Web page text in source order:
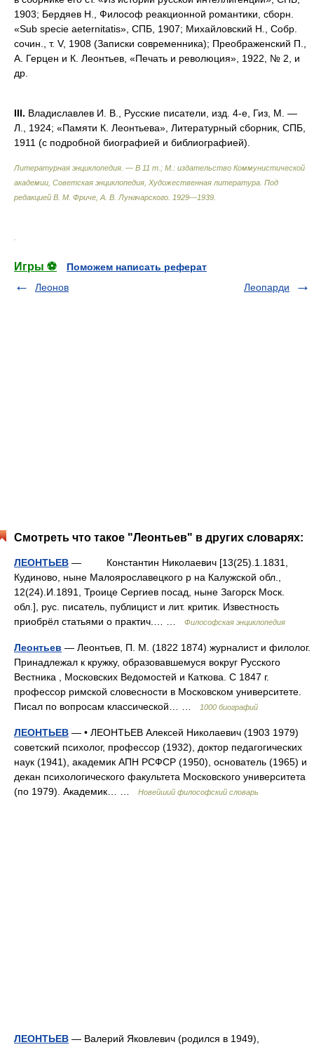
1903; Бердяев Н., Философ реакционной романтики, сборн.
«Sub specie aeternitatis», СПБ, 1907; Михайловский Н., Собр.
сочин., т. V, 1908 (Записки современника); Преображенский П.,
А. Герцен и К. Леонтьев, «Печать и революция», 1922, № 2, и
др.
III. Владиславлев И. В., Русские писатели, изд. 4-е, Гиз, М. —
Л., 1924; «Памяти К. Леонтьева», Литературный сборник, СПБ,
1911 (с подробной биографией и библиографией).
Литературная энциклопедия. — В 11 т.; М.: издательство Коммунистической
академии, Советская энциклопедия, Художественная литература Под
редакцией В. М. Фриче, А. В. Луначарского. 1929—1939
Игры ⚽
Поможем написать реферат
Леонов
Леопарди
Смотреть что такое "Леонтьев" в других словарях:
ЛЕОНТЬЕВ — Константин Николаевич [13(25).1.1831,
Кудиново, ныне Малоярославецкого р на Калужской обл.,
12(24).И.1891, Троице Сергиев посад, ныне Загорск Моск.
обл.], рус. писатель, публицист и лит. критик. Известность
приобрёл статьями о практич.… …
Философская энциклопедия
Леонтьев — Леонтьев, П. М. (1822 1874) журналист и филолог.
Принадлежал к кружку, образовавшемуся вокруг Русского
Вестника , Московских Ведомостей и Каткова. С 1847 г.
профессор римской словесности в Московском университете.
Писал по вопросам классической… …
1000 биографий
ЛЕОНТЬЕВ — • ЛЕОНТЬЕВ Алексей Николаевич (1903 1979)
советский психолог, профессор (1932), доктор педагогических
наук (1941), академик АПН РСФСР (1950), основатель (1965) и
декан психологического факультета Московского университета
(по 1979). Академик… …
Новейший философский словарь
ЛЕОНТЬЕВ — Валерий Яковлевич (родился в 1949),